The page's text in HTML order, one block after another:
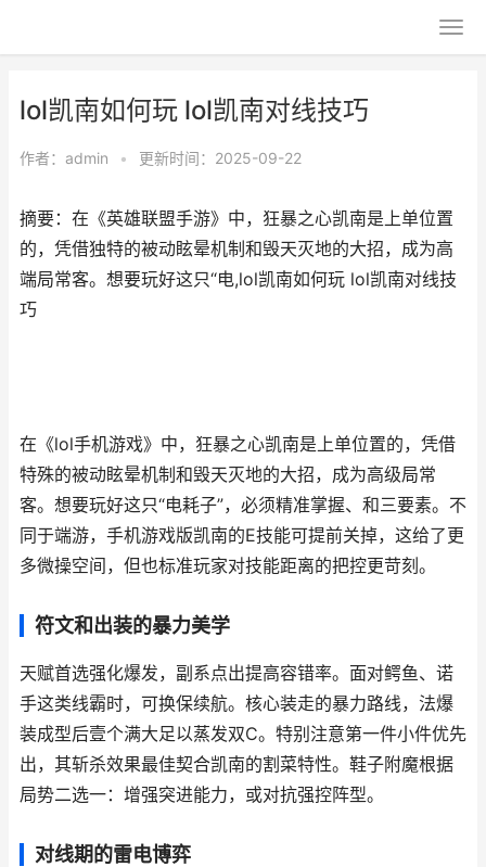
lol凯南如何玩 lol凯南对线技巧
作者： admin • 更新时间：2025-09-22
摘要：在《英雄联盟手游》中，狂暴之心凯南是上单位置
的，凭借独特的被动眩晕机制和毁天灭地的大招，成为高
端局常客。想要玩好这只“电,lol凯南如何玩 lol凯南对线技
巧
在《lol手机游戏》中，狂暴之心凯南是上单位置的，凭借
特殊的被动眩晕机制和毁天灭地的大招，成为高级局常
客。想要玩好这只“电耗子”，必须精准掌握、和三要素。不
同于端游，手机游戏版凯南的E技能可提前关掉，这给了更
多微操空间，但也标准玩家对技能距离的把控更苛刻。
符文和出装的暴力美学
天赋首选强化爆发，副系点出提高容错率。面对鳄鱼、诺
手这类线霸时，可换保续航。核心装走的暴力路线，法爆
装成型后壹个满大足以蒸发双C。特别注意第一件小件优先
出，其斩杀效果最佳契合凯南的割菜特性。鞋子附魔根据
局势二选一：增强突进能力，或对抗强控阵型。
对线期的雷电博弈